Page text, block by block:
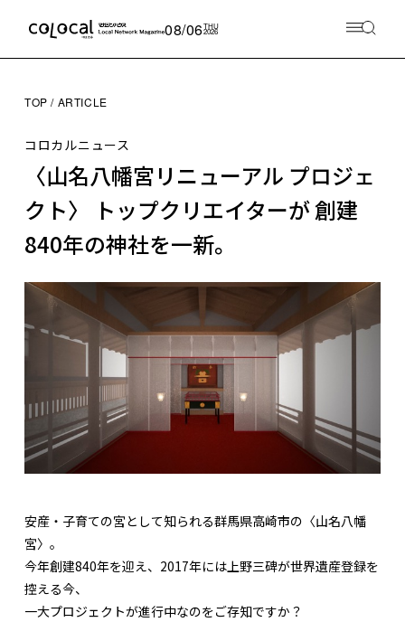
08/06THU
2026
TOP ARTICLE
コロカルニュース
〈山名八幡宮リニューアル プロジェ
クト〉 トップクリエイターが 創建
840年の神社を一新。
安産・子育ての宮として知られる群馬県高崎市の〈山名八幡
宮〉。
今年創建840年を迎え、2017年には上野三碑が世界遺産登録を
控える今、
一大プロジェクトが進行中なのをご存知ですか？